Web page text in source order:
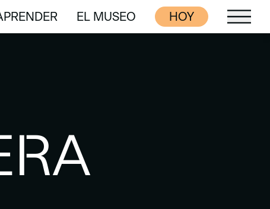
EL MUSEO
EL MUSEO
HOY